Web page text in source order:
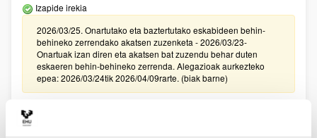
Izapide irekia
2026/03/25. Onartutako eta baztertutako eskabideen behin-
behineko zerrendako akatsen zuzenketa - 2026/03/23-
Onartuak izan diren eta akatsen bat zuzendu behar duten
eskaeren behin-behineko zerrenda. Alegazioak aurkezteko
epea: 2026/03/24tik 2026/04/09rarte. (biak barne)
Zientzia, Teknologia eta Berrikuntza arloetako kultura
sustatzeko laguntzen deialdia (FECYT) 2026